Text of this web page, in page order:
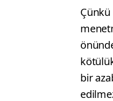
bir